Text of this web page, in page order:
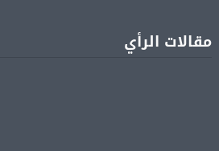
مقالات الرأي